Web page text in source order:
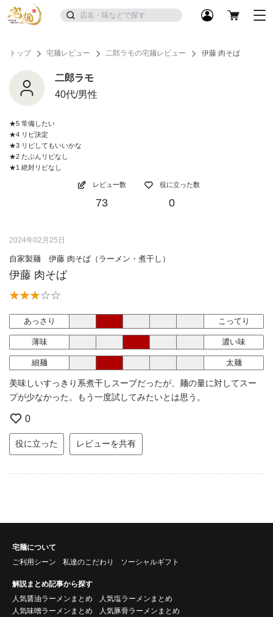
トップ 宅麺レビュー 二郎ラモの宅麺レビュー 伊藤 肉そば
二郎ラモ
40代/男性
★5 常備したい
★4 リピ決定
★3 リピしてもいいかな
★2 たぶんリピなし
★1 絶対リピなし
レビュー数
73
役に立った数
0
2024年02月25日
自家製麺 伊藤 肉そば（ラーメン・煮干し）
伊藤 肉そば
あっさり こってり
薄味 濃い味
細麺 太麺
美味しいすっきり系煮干しスープだったが、麺の量に対してスー
プが少なかった。もう一度試してみたいとは思う。
0
役に立った レビューを共有
宅麺について
ご利用シーン
私達のこだわり ソーシャルギフト
解説まとめ記事から探す
人気醤油ラーメンまとめ
人気塩ラーメンまとめ
人気味噌ラーメンまとめ
人気豚骨ラーメンまとめ